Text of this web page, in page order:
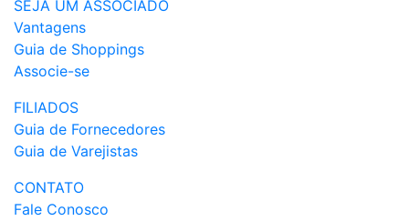
SEJA UM ASSOCIADO
Vantagens
Guia de Shoppings
Associe-se
FILIADOS
Guia de Fornecedores
Guia de Varejistas
CONTATO
Fale Conosco